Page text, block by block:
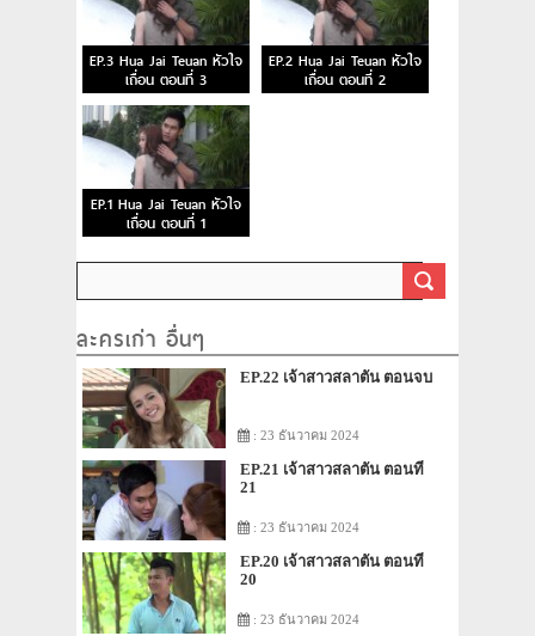
EP.3 Hua Jai Teuan หัวใจ
เถื่อน ตอนที่ 3
EP.2 Hua Jai Teuan หัวใจ
เถื่อน ตอนที่ 2
EP.1 Hua Jai Teuan หัวใจ
เถื่อน ตอนที่ 1
ละครเก่า อื่นๆ
EP.22 เจ้าสาวสลาตัน ตอนจบ
: 23 ธันวาคม 2024
EP.21 เจ้าสาวสลาตัน ตอนที่
21
: 23 ธันวาคม 2024
EP.20 เจ้าสาวสลาตัน ตอนที่
20
: 23 ธันวาคม 2024